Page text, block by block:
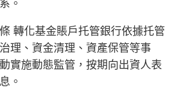
。
條 轉化基金賬戶托管銀行依據托管
理、資金清理、資產保管等事
實施動態監管，按期向出資人表
。